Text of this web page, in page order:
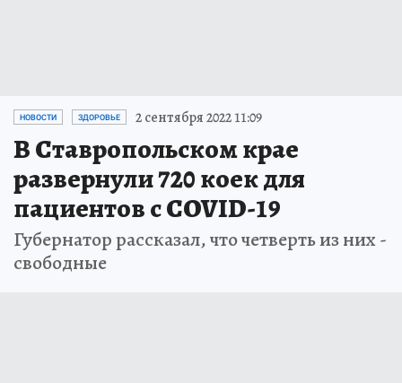
НОВОСТИ ЗДОРОВЬЕ 2 сентября 2022 11:09
В Ставропольском крае
развернули 720 коек для
пациентов с COVID-19
Губернатор рассказал, что четверть из них -
свободные